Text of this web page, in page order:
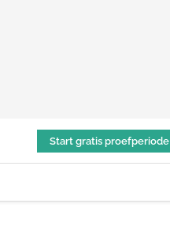
Start gratis proefperiode